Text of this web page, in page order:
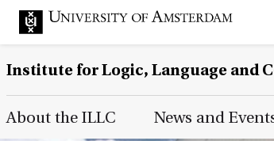
Institute for Logic, Language and
Main Page Navigation
About the ILLC News and